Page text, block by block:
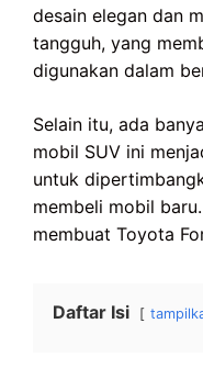
desain elegan dan
tangguh, yang
digunakan dalam
Selain itu, ada
mobil SUV ini
untuk
membeli mobil
membuat Toyota
Daftar Isi